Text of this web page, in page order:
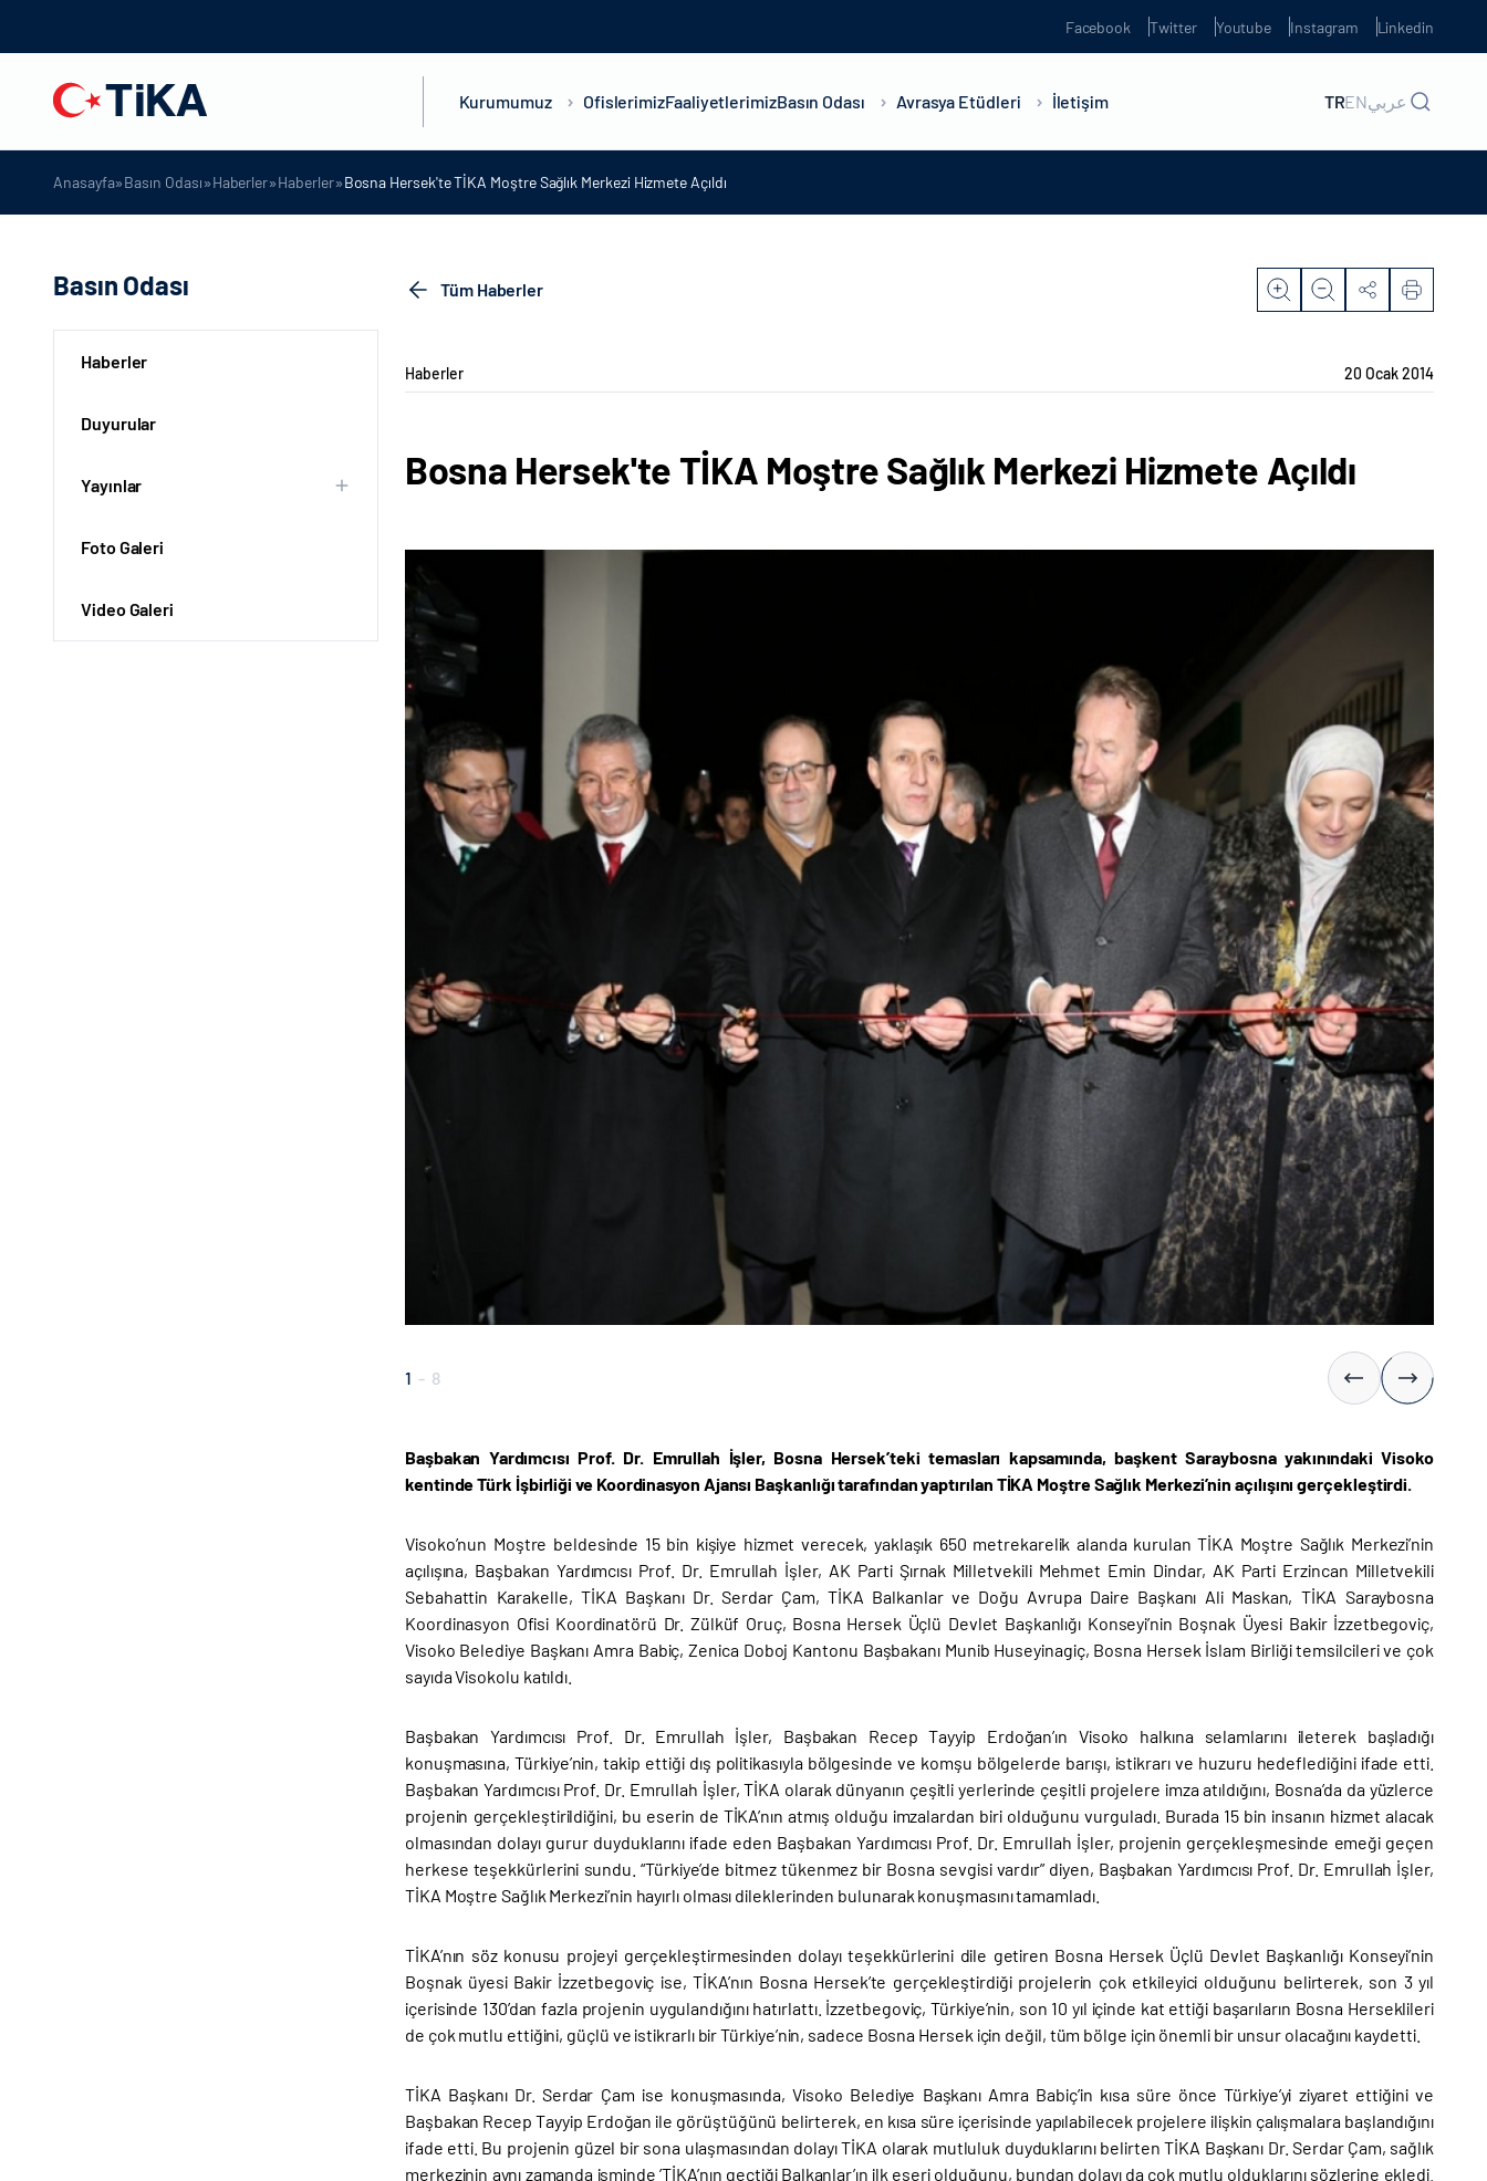
Facebook Twitter Youtube Instagram Linkedin
Kurumumuz OfislerimizFaaliyetlerimizBasın Odası Avrasya Etüdleri İletişim TRENعربي
Anasayfa»Basın Odası»Haberler»Haberler»Bosna Hersek'te TİKA Moştre Sağlık Merkezi Hizmete Açıldı
Basın Odası
Haberler
Duyurular
Yayınlar
Foto Galeri
Video Galeri
Tüm Haberler
Haberler 20 Ocak 2014
Bosna Hersek'te TİKA Moştre Sağlık Merkezi Hizmete Açıldı
1 - 8
Başbakan Yardımcısı Prof. Dr. Emrullah İşler, Bosna Hersek’teki temasları kapsamında, başkent Saraybosna yakınındaki Visoko
kentinde Türk İşbirliği ve Koordinasyon Ajansı Başkanlığı tarafından yaptırılan TİKA Moştre Sağlık Merkezi’nin açılışını gerçekleştirdi.
Visoko’nun Moştre beldesinde 15 bin kişiye hizmet verecek, yaklaşık 650 metrekarelik alanda kurulan TİKA Moştre Sağlık Merkezi’nin
açılışına, Başbakan Yardımcısı Prof. Dr. Emrullah İşler, AK Parti Şırnak Milletvekili Mehmet Emin Dindar, AK Parti Erzincan Milletvekili
Sebahattin Karakelle, TİKA Başkanı Dr. Serdar Çam, TİKA Balkanlar ve Doğu Avrupa Daire Başkanı Ali Maskan, TİKA Saraybosna
Koordinasyon Ofisi Koordinatörü Dr. Zülküf Oruç, Bosna Hersek Üçlü Devlet Başkanlığı Konseyi’nin Boşnak Üyesi Bakir İzzetbegoviç,
Visoko Belediye Başkanı Amra Babiç, Zenica Doboj Kantonu Başbakanı Munib Huseyinagiç, Bosna Hersek İslam Birliği temsilcileri ve çok
sayıda Visokolu katıldı.
Başbakan Yardımcısı Prof. Dr. Emrullah İşler, Başbakan Recep Tayyip Erdoğan’ın Visoko halkına selamlarını ileterek başladığı
konuşmasına, Türkiye’nin, takip ettiği dış politikasıyla bölgesinde ve komşu bölgelerde barışı, istikrarı ve huzuru hedeflediğini ifade etti.
Başbakan Yardımcısı Prof. Dr. Emrullah İşler, TİKA olarak dünyanın çeşitli yerlerinde çeşitli projelere imza atıldığını, Bosna’da da yüzlerce
projenin gerçekleştirildiğini, bu eserin de TİKA’nın atmış olduğu imzalardan biri olduğunu vurguladı. Burada 15 bin insanın hizmet alacak
olmasından dolayı gurur duyduklarını ifade eden Başbakan Yardımcısı Prof. Dr. Emrullah İşler, projenin gerçekleşmesinde emeği geçen
herkese teşekkürlerini sundu. “Türkiye’de bitmez tükenmez bir Bosna sevgisi vardır” diyen, Başbakan Yardımcısı Prof. Dr. Emrullah İşler,
TİKA Moştre Sağlık Merkezi’nin hayırlı olması dileklerinden bulunarak konuşmasını tamamladı.
TİKA’nın söz konusu projeyi gerçekleştirmesinden dolayı teşekkürlerini dile getiren Bosna Hersek Üçlü Devlet Başkanlığı Konseyi’nin
Boşnak üyesi Bakir İzzetbegoviç ise, TİKA’nın Bosna Hersek’te gerçekleştirdiği projelerin çok etkileyici olduğunu belirterek, son 3 yıl
içerisinde 130’dan fazla projenin uygulandığını hatırlattı. İzzetbegoviç, Türkiye’nin, son 10 yıl içinde kat ettiği başarıların Bosna Herseklileri
de çok mutlu ettiğini, güçlü ve istikrarlı bir Türkiye’nin, sadece Bosna Hersek için değil, tüm bölge için önemli bir unsur olacağını kaydetti.
TİKA Başkanı Dr. Serdar Çam ise konuşmasında, Visoko Belediye Başkanı Amra Babiç’in kısa süre önce Türkiye’yi ziyaret ettiğini ve
Başbakan Recep Tayyip Erdoğan ile görüştüğünü belirterek, en kısa süre içerisinde yapılabilecek projelere ilişkin çalışmalara başlandığını
ifade etti. Bu projenin güzel bir sona ulaşmasından dolayı TİKA olarak mutluluk duyduklarını belirten TİKA Başkanı Dr. Serdar Çam, sağlık
merkezinin aynı zamanda isminde ’TİKA’nın geçtiği Balkanlar’ın ilk eseri olduğunu, bundan dolayı da çok mutlu olduklarını sözlerine ekledi.